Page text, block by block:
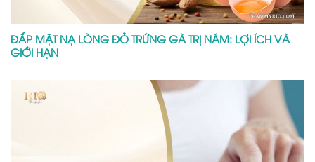
ĐẮP MẶT NẠ LÒNG ĐỎ TRỨNG GÀ TRỊ NÁM: LỢI ÍCH VÀ
GIỚI HẠN